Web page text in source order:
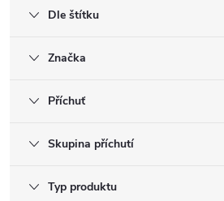
Dle štítku
Značka
Příchuť
Skupina příchutí
Typ produktu